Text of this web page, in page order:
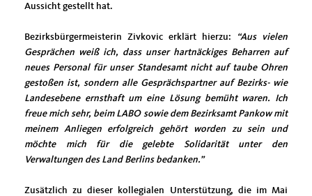
Aussicht gestellt hat.
Bezirksbürgermeisterin Zivkovic erklärt hierzu:
“Aus vielen
Gesprächen weiß ich, dass unser hartnäckiges Beharren auf
neues Personal für unser Standesamt nicht auf taube Ohren
gestoßen ist, sondern alle Gesprächspartner auf Bezirks- wie
Landesebene ernsthaft um eine Lösung bemüht waren. Ich
freue mich sehr, beim LABO sowie dem Bezirksamt Pankow mit
meinem Anliegen erfolgreich gehört worden zu sein und
möchte mich für die gelebte Solidarität unter den
Verwaltungen des Land Berlins bedanken.”
Zusätzlich zu dieser kollegialen Unterstützung, die im Mai